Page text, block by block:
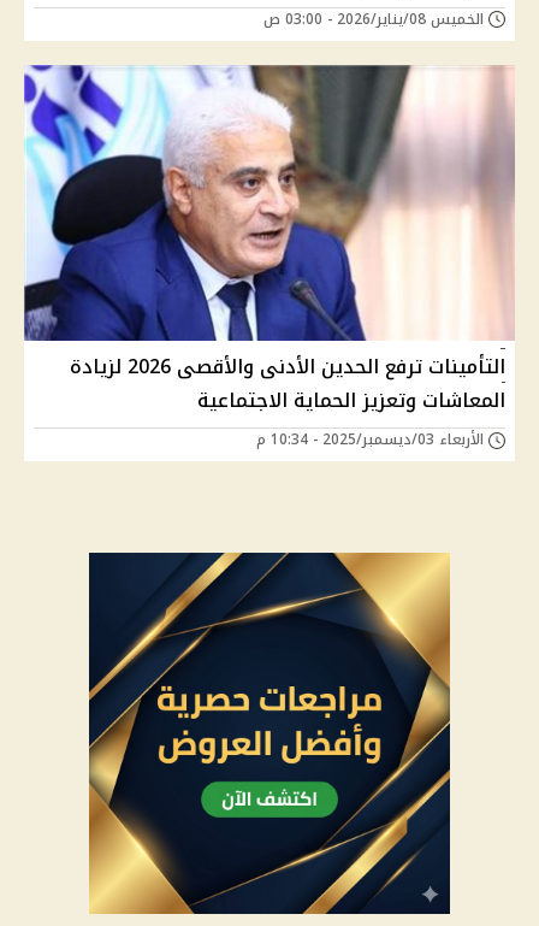
الخميس 08/يناير/2026 - 03:00 ص
التأمينات ترفع الحدين الأدنى والأقصى 2026 لزيادة
المعاشات وتعزيز الحماية الاجتماعية
الأربعاء 03/ديسمبر/2025 - 10:34 م